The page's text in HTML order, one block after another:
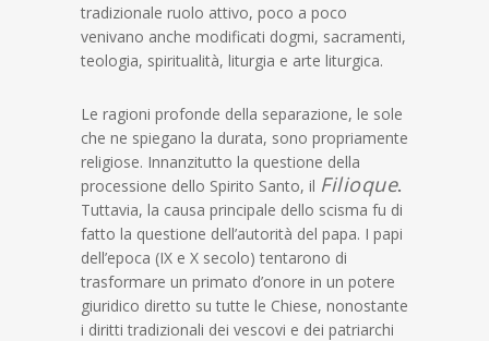
tradizionale ruolo attivo, poco a poco
venivano anche modificati dogmi, sacramenti,
teologia, spiritualità, liturgia e arte liturgica.
Le ragioni profonde della separazione, le sole
che ne spiegano la durata, sono propriamente
religiose. Innanzitutto la questione della
processione dello Spirito Santo, il Filioque.
Tuttavia, la causa principale dello scisma fu di
fatto la questione dell’autorità del papa. I papi
dell’epoca (IX e X secolo) tentarono di
trasformare un primato d’onore in un potere
giuridico diretto su tutte le Chiese, nonostante
i diritti tradizionali dei vescovi e dei patriarchi